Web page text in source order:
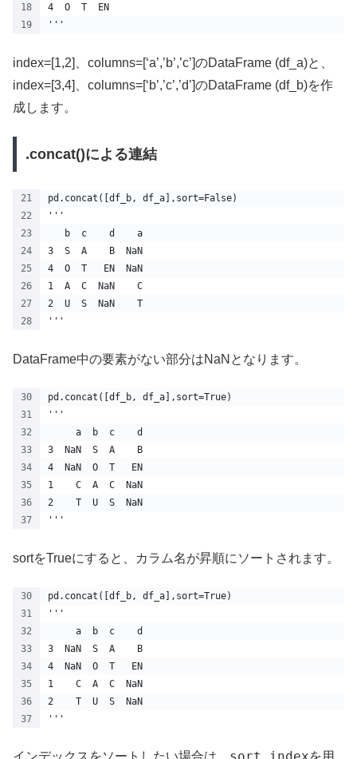
4  O  T  EN
'''
index=[1,2]、columns=[‘a’,’b’,’c’]のDataFrame (df_a)と、
index=[3,4]、columns=[‘b’,’c’,’d’]のDataFrame (df_b)を作
成します。
.concat()による連結
pd.concat([df_b, df_a],sort=False)
'''
   b  c    d    a
3  S  A    B  NaN
4  O  T   EN  NaN
1  A  C  NaN    C
2  U  S  NaN    T
'''
DataFrame中の要素がない部分はNaNとなります。
pd.concat([df_b, df_a],sort=True)
'''
     a  b  c    d
3  NaN  S  A    B
4  NaN  O  T   EN
1    C  A  C  NaN
2    T  U  S  NaN
'''
sortをTrueにすると、カラム名が昇順にソートされます。
pd.concat([df_b, df_a],sort=True)
'''
     a  b  c    d
3  NaN  S  A    B
4  NaN  O  T   EN
1    C  A  C  NaN
2    T  U  S  NaN
'''